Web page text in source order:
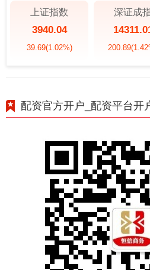
上证指数
3940.04
39.69(1.02%)
深证成
200.89
配资官方开户_配资平台开